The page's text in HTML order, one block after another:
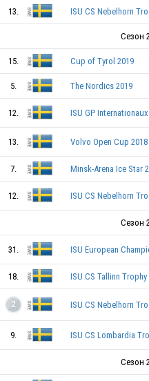
SWE
SWE
SWE
13. ISU CS Nebelhorn
Сезон
15. Cup of Tyrol 2019
5. The Nordics 2019
12. ISU GP
13. Volvo Open Cup 2018
7. Minsk-Arena Ice Star
12. ISU CS Nebelhorn
Сезон
31. ISU European
18. ISU CS Tallinn Trophy
2 ISU CS Nebelhorn
9. ISU CS Lombardia
Сезон